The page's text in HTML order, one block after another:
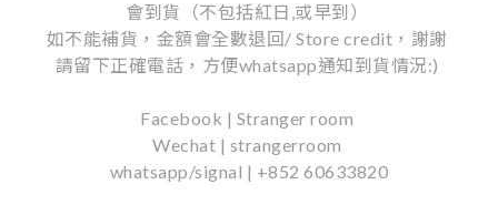
會到貨（不包括紅日,或早到）
如不能補貨，金額會全數退回/ Store credit，謝謝
請留下正確電話，方便whatsapp通知到貨情況:)
Facebook | Stranger room
Wechat | strangerroom
whatsapp/signal | +852 60633820